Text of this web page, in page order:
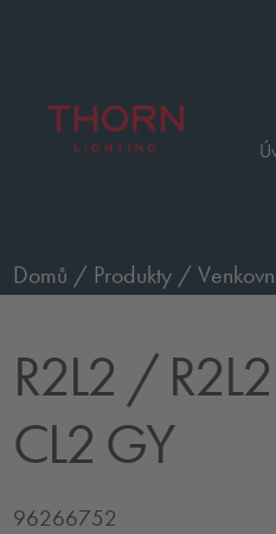
Domů / Produkty /
R2L2 /
CL2 GY
96266752